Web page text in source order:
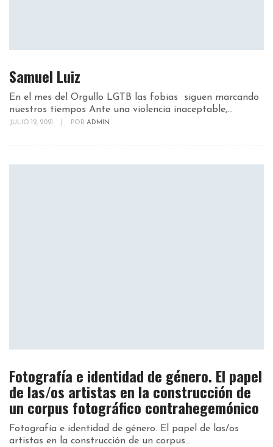
Samuel Luiz
En el mes del Orgullo LGTB las fobias siguen marcando
nuestros tiempos Ante una violencia inaceptable,...
JULIO 12, 2021 POR ADMIN
Fotografía e identidad de género. El papel
de las/os artistas en la construcción de
un corpus fotográfico contrahegemónico
Fotografía e identidad de género. El papel de las/os
artistas en la construcción de un corpus...